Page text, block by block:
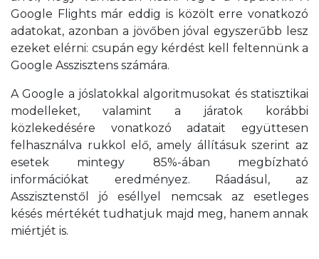
Google Flights már eddig is közölt erre vonatkozó
adatokat, azonban a jövőben jóval egyszerűbb lesz
ezeket elérni: csupán egy kérdést kell feltennünk a
Google Asszisztens számára.
A Google a jóslatokkal algoritmusokat és statisztikai
modelleket, valamint a járatok korábbi
közlekedésére vonatkozó adatait együttesen
felhasználva rukkol elő, amely állításuk szerint az
esetek mintegy 85%-ában megbízható
információkat eredményez. Ráadásul, az
Asszisztenstől jó eséllyel nemcsak az esetleges
késés mértékét tudhatjuk majd meg, hanem annak
miértjét is.